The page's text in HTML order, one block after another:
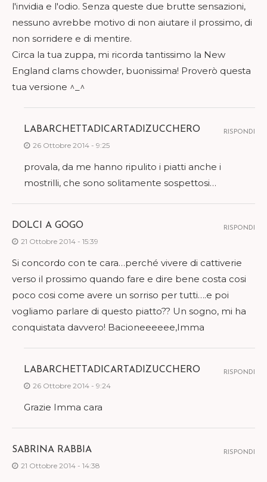
l'invidia e l'odio. Senza queste due brutte sensazioni,
nessuno avrebbe motivo di non aiutare il prossimo, di
non sorridere e di mentire.
Circa la tua zuppa, mi ricorda tantissimo la New
England clams chowder, buonissima! Proverò questa
tua versione ^_^
LABARCHETTADICARTADIZUCCHERO
26 Ottobre 2014 - 9:25
provala, da me hanno ripulito i piatti anche i
mostrilli, che sono solitamente sospettosi…
RISPONDI
DOLCI A GOGO
21 Ottobre 2014 - 15:39
Si concordo con te cara…perché vivere di cattiverie
verso il prossimo quando fare e dire bene costa cosi
poco cosi come avere un sorriso per tutti….e poi
vogliamo parlare di questo piatto?? Un sogno, mi ha
conquistata davvero! Bacioneeeeee,Imma
RISPONDI
LABARCHETTADICARTADIZUCCHERO
26 Ottobre 2014 - 9:24
Grazie Imma cara
RISPONDI
SABRINA RABBIA
21 Ottobre 2014 - 14:38
RISPONDI